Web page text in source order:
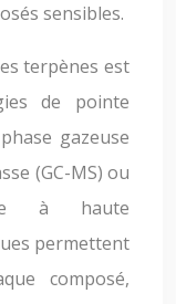
sensibles.
terpènes est
de pointe
gazeuse
(GC-MS) ou
à haute
permettent
composé,